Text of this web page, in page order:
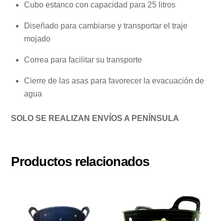
Cubo estanco con capacidad para 25 litros
Diseñado para cambiarse y transportar el traje
mojado
Correa para facilitar su transporte
Cierre de las asas para favorecer la evacuación de
agua
SOLO SE REALIZAN ENVÍOS A PENÍNSULA
Productos relacionados